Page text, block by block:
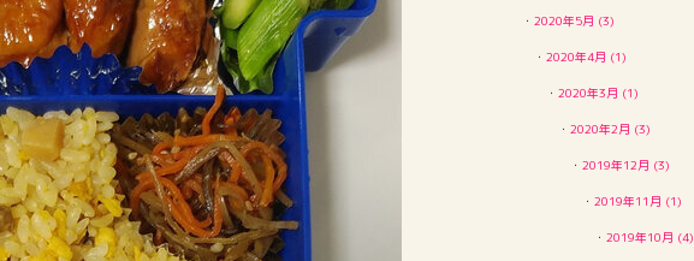
・ 2020年5月 (3)
・ 2020年4月 (1)
・ 2020年3月 (1)
・ 2020年2月 (3)
・ 2019年12月 (3)
・ 2019年11月 (1)
・ 2019年10月 (4)